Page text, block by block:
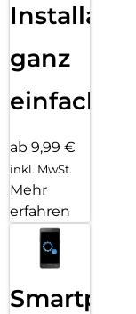
Installation
ganz
einfach
ab 9,99 €
inkl. MwSt.
Mehr
erfahren